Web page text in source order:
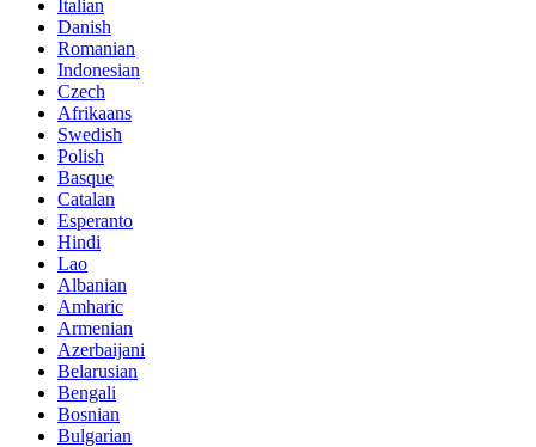
Italian
Danish
Romanian
Indonesian
Czech
Afrikaans
Swedish
Polish
Basque
Catalan
Esperanto
Hindi
Lao
Albanian
Amharic
Armenian
Azerbaijani
Belarusian
Bengali
Bosnian
Bulgarian